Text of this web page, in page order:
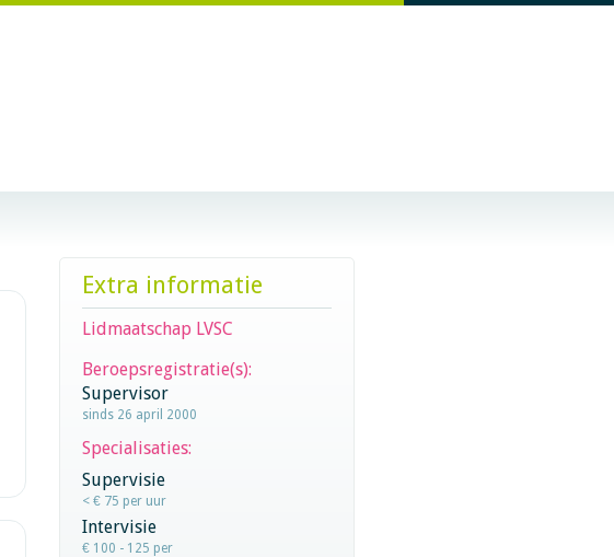
Extra informatie
Lidmaatschap LVSC
Beroepsregistratie(s):
Supervisor
sinds 26 april 2000
Specialisaties:
Supervisie
< € 75 per uur
Intervisie
€ 100 - 125 per